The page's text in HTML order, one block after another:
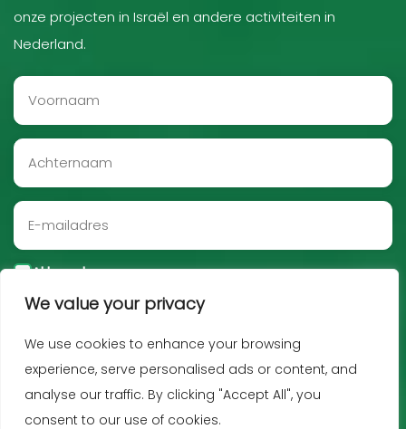
We value your privacy
We use cookies to enhance your browsing
experience, serve personalised ads or content, and
analyse our traffic. By clicking "Accept All", you
consent to our use of cookies.
onze projecten in Israël en andere activiteiten in
Nederland.
Akkoord